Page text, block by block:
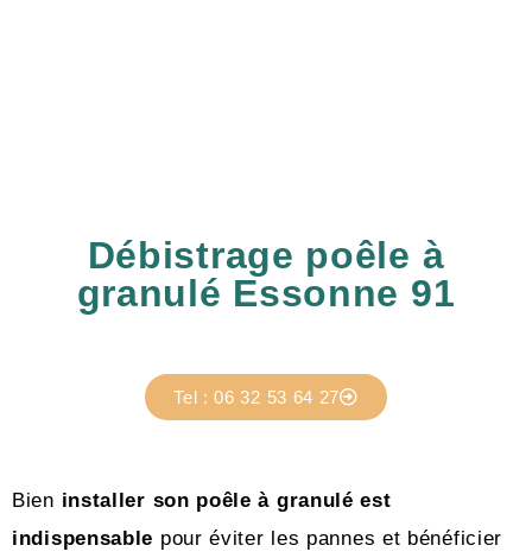
Débistrage poêle à
granulé Essonne 91
Tel : 06 32 53 64 27
Bien installer son poêle à granulé est
indispensable pour éviter les pannes et bénéficier